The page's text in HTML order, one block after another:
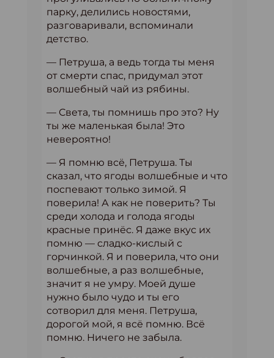
парку, делились новостями,
разговаривали, вспоминали
детство.
— Петруша, а ведь тогда ты меня
от смерти спас, придумал этот
волшебный чай из рябины.
— Света, ты помнишь про это? Ну
ты же маленькая была! Это
невероятно!
— Я помню всё, Петруша. Ты
сказал, что ягоды волшебные и что
поспевают только зимой. Я
поверила! А как не поверить? Ты
среди холода и голода ягоды
красные принёс. Я даже вкус их
помню — сладко-кислый с
горчинкой. Я и поверила, что они
волшебные, а раз волшебные,
значит я не умру. Моей душе
нужно было чудо и ты его
сотворил для меня. Петруша,
дорогой мой, я всё помню. Всё
помню. Ничего не забыла.